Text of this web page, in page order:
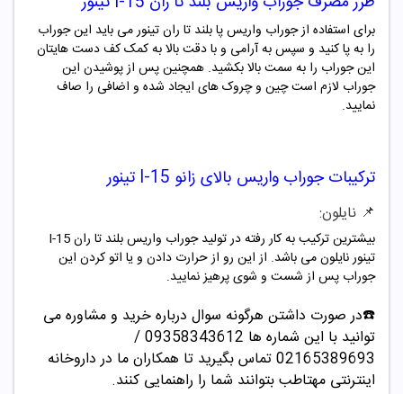
برای استفاده از جوراب واریس پا بلند تا ران تینور می باید این جوراب
را به پا کنید و سپس به آرامی و با دقت بالا به کمک کف دست هایتان
این جوراب را به سمت بالا بکشید. همچنین پس از پوشیدن این
جوراب لازم است چین و چروک های ایجاد شده و اضافی را صاف
نمایید.
ترکیبات جوراب واریس بالای زانو I-15 تینور
📌 نایلون:
بیشترین ترکیب به کار رفته در تولید جوراب واریس بلند تا ران I-15
تینور نایلون می باشد. از این رو از حرارت دادن و یا اتو کردن این
جوراب پس از شست و شوی پرهیز نمایید.
☎️در صورت داشتن هرگونه سوال درباره خرید و مشاوره می
توانید با این شماره ها 09358343612 /
02165389693تماس بگیرید تا همکاران ما در داروخانه
اینترنتی مهتاطب بتوانند شما را راهنمایی کنند.